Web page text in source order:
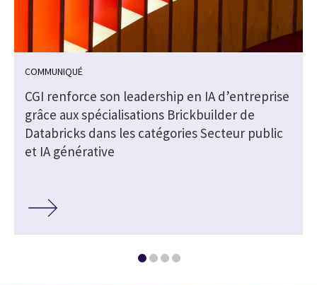
COMMUNIQUÉ
CGI renforce son leadership en IA d’entreprise
grâce aux spécialisations Brickbuilder de
Databricks dans les catégories Secteur public
et IA générative